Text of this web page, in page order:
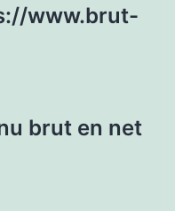
www.brut-
brut en net